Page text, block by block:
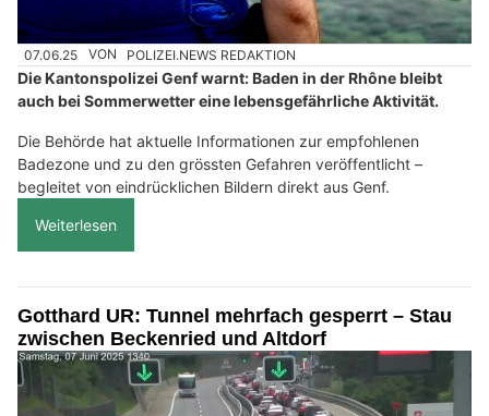
07.06.25 VON POLIZEI.NEWS REDAKTION
Die Kantonspolizei Genf warnt: Baden in der Rhône bleibt
auch bei Sommerwetter eine lebensgefährliche Aktivität.
Die Behörde hat aktuelle Informationen zur empfohlenen
Badezone und zu den grössten Gefahren veröffentlicht –
begleitet von eindrücklichen Bildern direkt aus Genf.
Weiterlesen
Gotthard UR: Tunnel mehrfach gesperrt – Stau
zwischen Beckenried und Altdorf